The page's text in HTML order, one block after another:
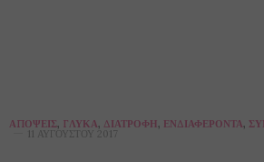
ΑΠΌΨΕΙΣ, ΓΛΥΚΆ, ΔΙΑΤΡΟΦΉ, ΕΝΔΙΑΦΈΡΟΝΤΑ,
11 ΑΥΓΟΎΣΤΟΥ 2017